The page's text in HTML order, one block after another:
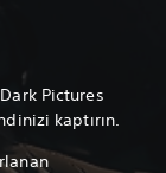
Pictures
kaptırın.